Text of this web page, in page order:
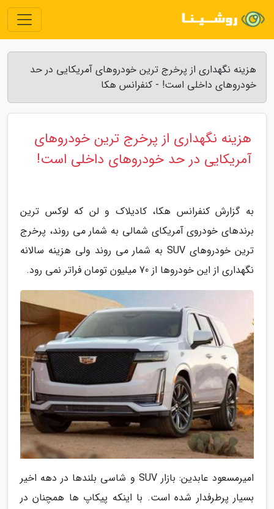
هزینه نگهداری از پرخرج ترین خودروهای آمریکایی در حد
خودروهای داخلی است! - کنفرانس هکا
هزینه نگهداری از پرخرج ترین خودروهای
آمریکایی در حد خودروهای داخلی است!
به گزارش کنفرانس هکا، کادیلاک و لن که لوکس ترین
برندهای خودروی آمریکای شمالی به شمار می روند، پرخرج
ترین خودروهای SUV به شمار می روند ولی هزینه سالانه
نگهداری از این خودروها از 70 میلیون تومان فراتر نمی رود.
امیرمسعود عابدین: بازار SUV و شاسی بلندها در دهه اخیر
بسیار پرطرفدار شده است. با اینکه پیکاپ ها همچنان در